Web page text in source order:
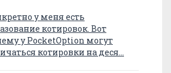
у меня есть
котировок. Вот
у PocketOption могут
котировки на деся…